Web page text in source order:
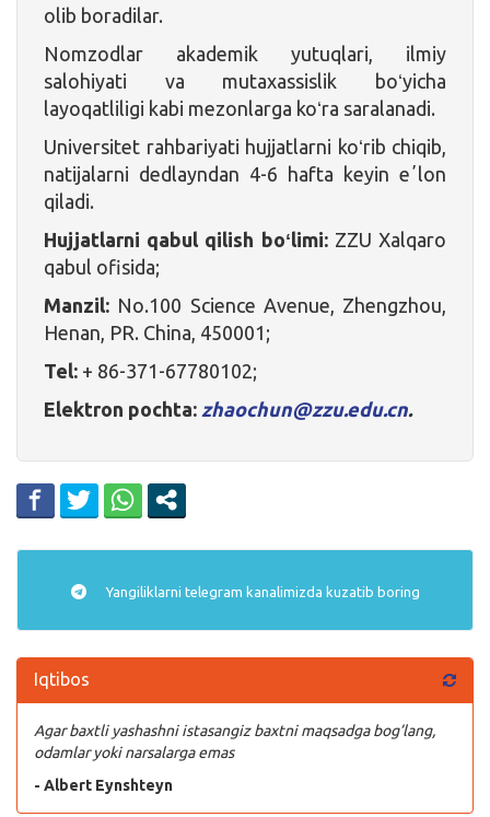
olib boradilar.
Nomzodlar akademik yutuqlari, ilmiy
salohiyati va mutaxassislik boʻyicha
layoqatliligi kabi mezonlarga koʻra saralanadi.
Universitet rahbariyati hujjatlarni koʻrib chiqib,
natijalarni dedlayndan 4-6 hafta keyin eʼlon
qiladi.
Hujjatlarni qabul qilish boʻlimi: ZZU Xalqaro
qabul ofisida;
Manzil: No.100 Science Avenue, Zhengzhou,
Henan, PR. China, 450001;
Tel: + 86-371-67780102;
Elektron pochta: zhaochun@zzu.edu.cn.
Yangiliklarni telegram kanalimizda kuzatib boring
Iqtibos
Agar baxtli yashashni istasangiz baxtni maqsadga bog’lang,
odamlar yoki narsalarga emas
- Albert Eynshteyn